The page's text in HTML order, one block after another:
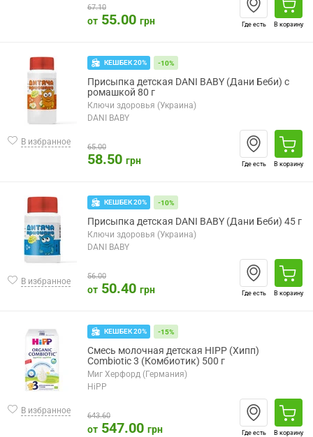
67.10
от 55.00 грн Где есть В корзину
В избранное
КЕШБЕК 20% -10%
Присыпка детская DANI BABY (Дани Беби) с
ромашкой 80 г
Ключи здоровья (Украина)
DANI BABY
65.00
58.50 грн Где есть В корзину
В избранное
КЕШБЕК 20% -10%
Присыпка детская DANI BABY (Дани Беби) 45 г
Ключи здоровья (Украина)
DANI BABY
56.00
от 50.40 грн Где есть В корзину
В избранное
КЕШБЕК 20% -15%
Смесь молочная детская HIPP (Хипп)
Combiotic 3 (Комбиотик) 500 г
Миг Херфорд (Германия)
HiPP
643.60
от 547.00 грн Где есть В корзину